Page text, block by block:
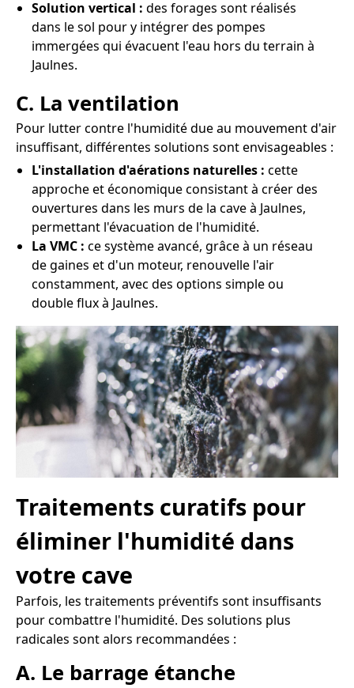
Solution vertical : des forages sont réalisés
dans le sol pour y intégrer des pompes
immergées qui évacuent l'eau hors du terrain à
Jaulnes.
C. La ventilation
Pour lutter contre l'humidité due au mouvement d'air
insuffisant, différentes solutions sont envisageables :
L'installation d'aérations naturelles : cette
approche et économique consistant à créer des
ouvertures dans les murs de la cave à Jaulnes,
permettant l'évacuation de l'humidité.
La VMC : ce système avancé, grâce à un réseau
de gaines et d'un moteur, renouvelle l'air
constamment, avec des options simple ou
double flux à Jaulnes.
Traitements curatifs pour
éliminer l'humidité dans
votre cave
Parfois, les traitements préventifs sont insuffisants
pour combattre l'humidité. Des solutions plus
radicales sont alors recommandées :
A. Le barrage étanche